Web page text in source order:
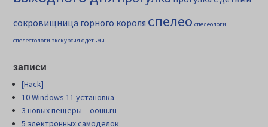
сокровищница горного короля спелео спелеологи
спелестологи экскурсия с детьми
записи
[Hack]
10 Windows 11 установка
3 новых пещеры – oouu.ru
5 электронных самоделок